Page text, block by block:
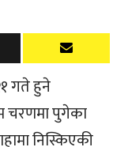
गते हुने
चरणमा पुगेका
निस्किएकी